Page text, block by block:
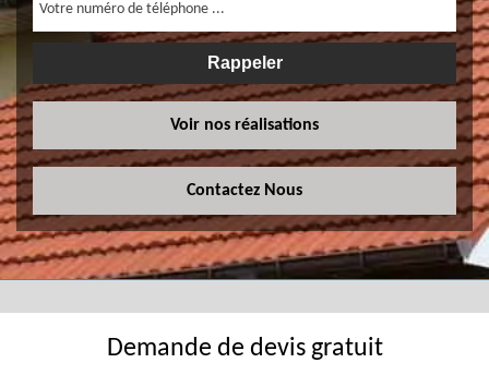
Voir nos réalisations
Contactez Nous
Demande de devis gratuit